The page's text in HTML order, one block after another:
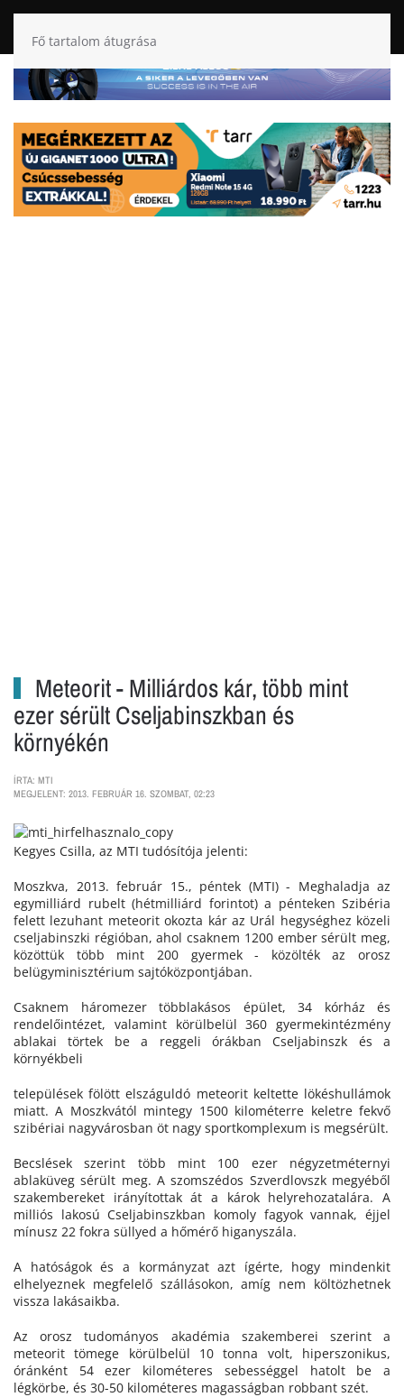
Fő tartalom átugrása
Meteorit - Milliárdos kár, több mint
ezer sérült Cseljabinszkban és
környékén
ÍRTA: MTI
MEGJELENT: 2013. FEBRUÁR 16. SZOMBAT, 02:23
Kegyes Csilla, az MTI tudósítója jelenti:
Moszkva, 2013. február 15., péntek (MTI) - Meghaladja az
egymilliárd rubelt (hétmilliárd forintot) a pénteken Szibéria
felett lezuhant meteorit okozta kár az Urál hegységhez közeli
cseljabinszki régióban, ahol csaknem 1200 ember sérült meg,
közöttük több mint 200 gyermek - közölték az orosz
belügyminisztérium sajtóközpontjában.
Csaknem háromezer többlakásos épület, 34 kórház és
rendelőintézet, valamint körülbelül 360 gyermekintézmény
ablakai törtek be a reggeli órákban Cseljabinszk és a
környékbeli
települések fölött elszáguldó meteorit keltette lökéshullámok
miatt. A Moszkvától mintegy 1500 kilométerre keletre fekvő
szibériai nagyvárosban öt nagy sportkomplexum is megsérült.
Becslések szerint több mint 100 ezer négyzetméternyi
ablaküveg sérült meg. A szomszédos Szverdlovszk megyéből
szakembereket irányítottak át a károk helyrehozatalára. A
milliós lakosú Cseljabinszkban komoly fagyok vannak, éjjel
mínusz 22 fokra süllyed a hőmérő higanyszála.
A hatóságok és a kormányzat azt ígérte, hogy mindenkit
elhelyeznek megfelelő szállásokon, amíg nem költözhetnek
vissza lakásaikba.
Az orosz tudományos akadémia szakemberei szerint a
meteorit tömege körülbelül 10 tonna volt, hiperszonikus,
óránként 54 ezer kilométeres sebességgel hatolt be a
légkörbe, és 30-50 kilométeres magasságban robbant szét.